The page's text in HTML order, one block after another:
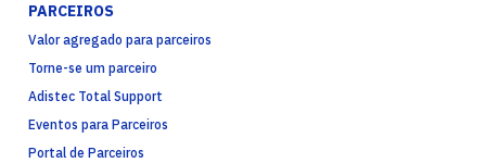
PARCEIROS
Valor agregado para parceiros
Torne-se um parceiro
Adistec Total Support
Eventos para Parceiros
Portal de Parceiros